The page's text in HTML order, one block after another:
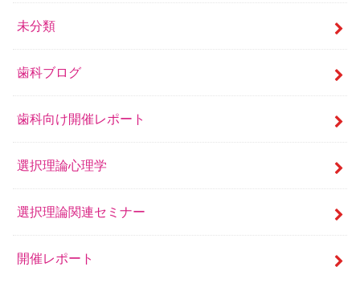
未分類
歯科ブログ
歯科向け開催レポート
選択理論心理学
選択理論関連セミナー
開催レポート